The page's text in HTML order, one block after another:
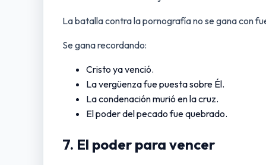
La batalla contra la pornografía no se gana con
Se gana recordando:
Cristo ya venció.
La vergüenza fue puesta sobre Él.
La condenación murió en la cruz.
El poder del pecado fue quebrado.
7. El poder para vencer